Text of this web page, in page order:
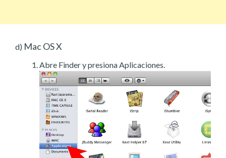
d) Mac OS X
Abre Finder y presiona Aplicaciones.